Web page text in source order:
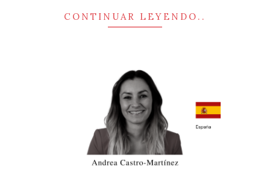
CONTINUAR LEYENDO..